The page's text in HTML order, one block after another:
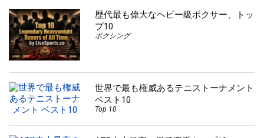
歴代最も偉大なヘビー級ボクサー、トッ
プ10
ボクシング
世界で最も権威あるテニストーナメント
ベスト10
Top 10